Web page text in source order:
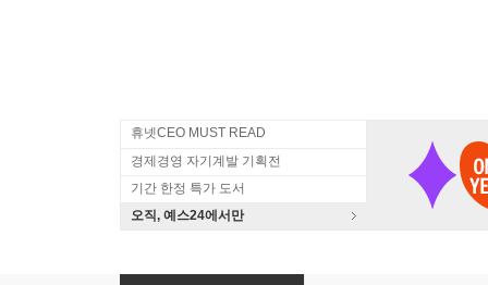
휴넷CEO MUST READ
경제경영 자기계발 기획전
기간 한정 특가 도서
오직, 예스24에서만